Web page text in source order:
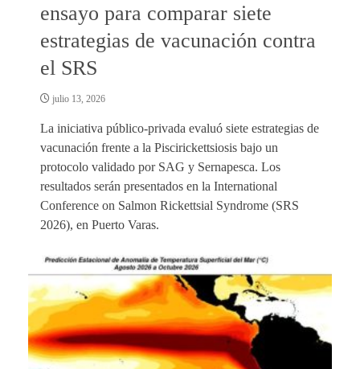
ensayo para comparar siete
estrategias de vacunación contra
el SRS
julio 13, 2026
La iniciativa público-privada evaluó siete estrategias de
vacunación frente a la Piscirickettsiosis bajo un
protocolo validado por SAG y Sernapesca. Los
resultados serán presentados en la International
Conference on Salmon Rickettsial Syndrome (SRS
2026), en Puerto Varas.